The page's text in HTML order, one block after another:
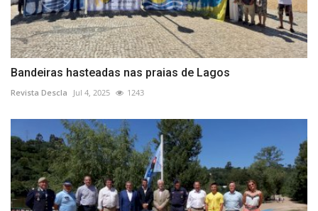
Bandeiras hasteadas nas praias de Lagos
Revista Descla Jul 4, 2025 1243